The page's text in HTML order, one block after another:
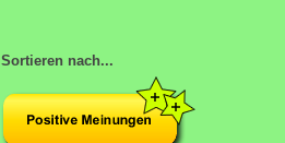
Sortieren nach...